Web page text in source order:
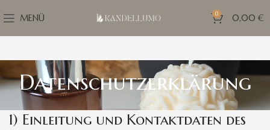
MENÜ 0 0,00 €
Datenschutzerklärung
1) Einleitung und Kontaktdaten des